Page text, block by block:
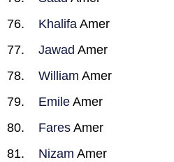
Khalifa Amer
Jawad Amer
William Amer
Emile Amer
Fares Amer
Nizam Amer